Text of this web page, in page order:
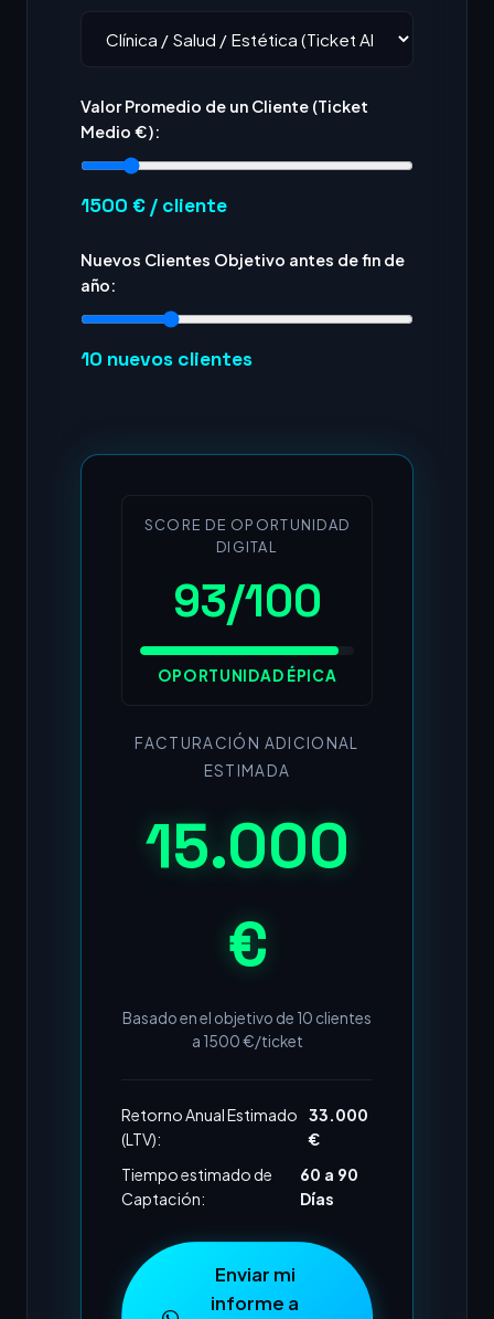
Valor Promedio de un Cliente (Ticket
Medio €):
1500 € / cliente
Nuevos Clientes Objetivo antes de fin de
año:
10 nuevos clientes
SCORE DE OPORTUNIDAD
DIGITAL
93/100
OPORTUNIDAD ÉPICA
FACTURACIÓN ADICIONAL
ESTIMADA
15.000
€
Basado en el objetivo de 10 clientes
a 1500€/ticket
Retorno Anual Estimado
(LTV):
33.000
€
Tiempo estimado de
Captación:
60 a 90
Días
Enviar mi
informe a